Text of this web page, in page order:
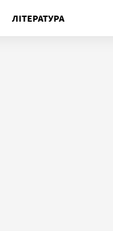
ЛІТЕРАТУРА